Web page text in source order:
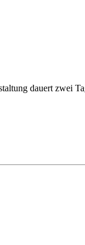
dauert zwei